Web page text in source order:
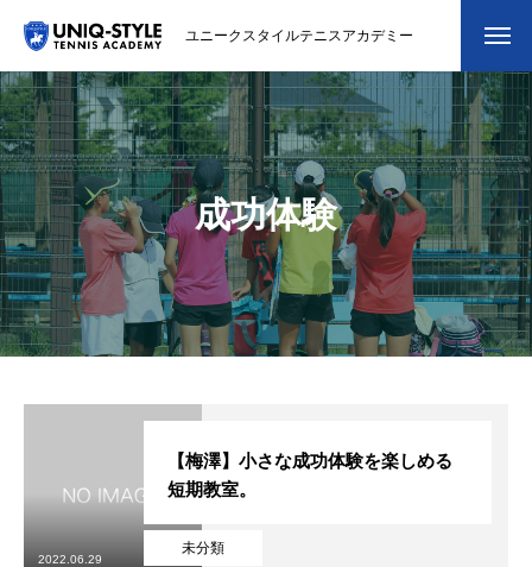
ユニークスタイルテニスアカデミー
初めての方
システム・クラス・料金
スクール紹介・コーチ紹介
大会・イベント
ブログ
会員専用ページ
システム・クラス・料金
成功体験
未分類
【梅澤】小さな成功体験を楽しめる
短期教室。
2022.06.29